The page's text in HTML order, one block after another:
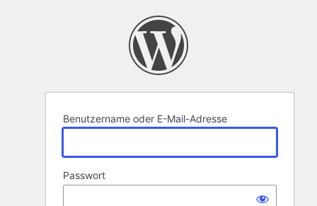
Benutzername oder E-Mail-Adresse
Passwort